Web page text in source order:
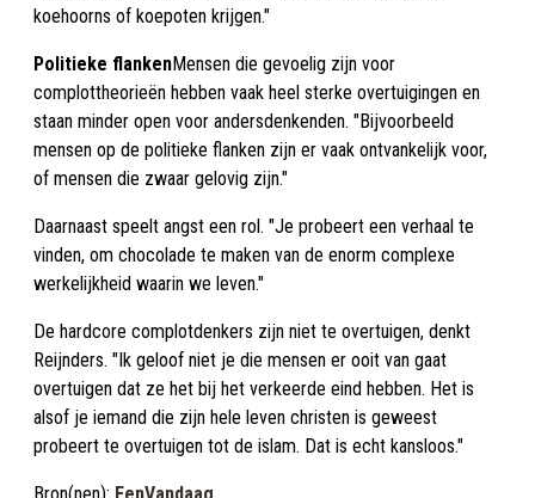
koehoorns of koepoten krijgen."
Politieke flankenMensen die gevoelig zijn voor
complottheorieën hebben vaak heel sterke overtuigingen en
staan minder open voor andersdenkenden. "Bijvoorbeeld
mensen op de politieke flanken zijn er vaak ontvankelijk voor,
of mensen die zwaar gelovig zijn."
Daarnaast speelt angst een rol. "Je probeert een verhaal te
vinden, om chocolade te maken van de enorm complexe
werkelijkheid waarin we leven."
De hardcore complotdenkers zijn niet te overtuigen, denkt
Reijnders. "Ik geloof niet je die mensen er ooit van gaat
overtuigen dat ze het bij het verkeerde eind hebben. Het is
alsof je iemand die zijn hele leven christen is geweest
probeert te overtuigen tot de islam. Dat is echt kansloos."